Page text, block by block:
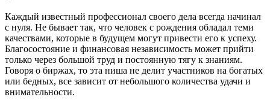
Каждый известный профессионал своего дела всегда начинал
с нуля. Не бывает так, что человек с рождения обладал теми
качествами, которые в будущем могут привести его к успеху.
Благосостояние и финансовая независимость может прийти
только через большой труд и постоянную тягу к знаниям.
Говоря о биржах, то эта ниша не делит участников на богатых
или бедных, все зависит от небольшого количества удачи и
внимательности.